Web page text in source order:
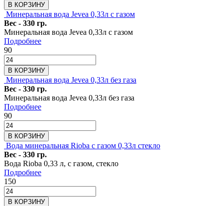
В КОРЗИНУ
Минеральная вода Jevea 0,33л с газом
Вес - 330 гр.
Минеральная вода Jevea 0,33л с газом
Подробнее
90
В КОРЗИНУ
Минеральная вода Jevea 0,33л без газа
Вес - 330 гр.
Минеральная вода Jevea 0,33л без газа
Подробнее
90
В КОРЗИНУ
Вода минеральная Rioba с газом 0,33л стекло
Вес - 330 гр.
Вода Rioba 0,33 л, с газом, стекло
Подробнее
150
В КОРЗИНУ